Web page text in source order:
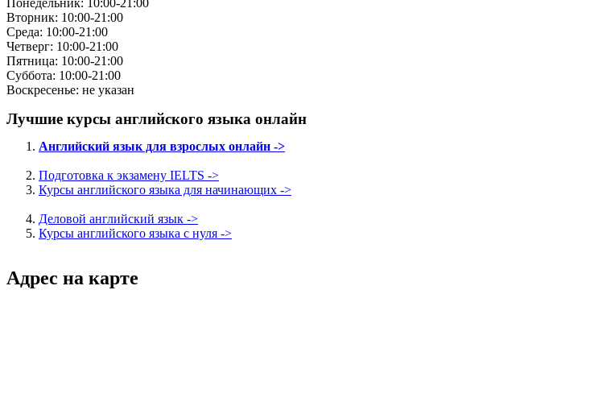
Вторник: 10:00-21:00
Среда: 10:00-21:00
Четверг: 10:00-21:00
Пятница: 10:00-21:00
Суббота: 10:00-21:00
Воскресенье: не указан
Лучшие курсы английского языка онлайн
Английский язык для взрослых онлайн ->
Подготовка к экзамену IELTS ->
Курсы английского языка для начинающих ->
Деловой английский язык ->
Курсы английского языка с нуля ->
Адрес на карте